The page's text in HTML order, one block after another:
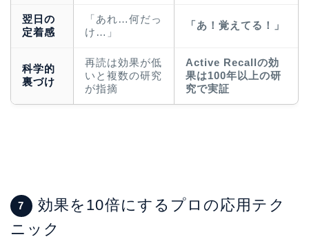
翌日の
定着感
「あれ…何だっ
け…」
「あ！覚えてる！」
科学的
裏づけ
再読は効果が低
いと複数の研究
が指摘
Active Recallの効
果は100年以上の研
究で実証
7
効果を10倍にするプロの応用テク
ニック
ホーム